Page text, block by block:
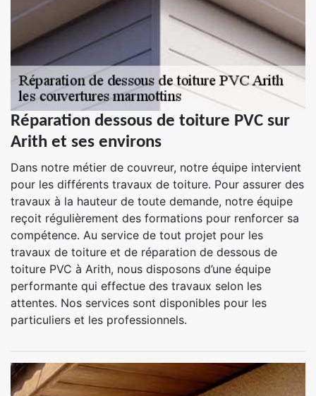
Réparation dessous de toiture PVC sur
Arith et ses environs
Dans notre métier de couvreur, notre équipe intervient
pour les différents travaux de toiture. Pour assurer des
travaux à la hauteur de toute demande, notre équipe
reçoit régulièrement des formations pour renforcer sa
compétence. Au service de tout projet pour les
travaux de toiture et de réparation de dessous de
toiture PVC à Arith, nous disposons d’une équipe
performante qui effectue des travaux selon les
attentes. Nos services sont disponibles pour les
particuliers et les professionnels.